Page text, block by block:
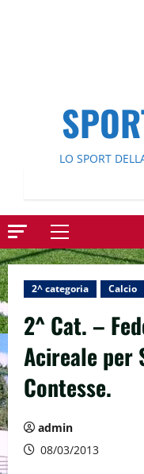
LO SPORT
Menu
principale
2^ categoria Calcio
2^ Cat. –
Acireale per
Contesse.
admin
08/03/2013